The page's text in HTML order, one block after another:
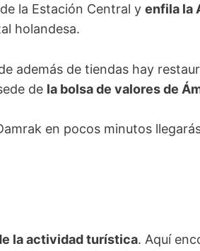
la Estación Central y enfila la
holandesa.
además de tiendas hay
de la bolsa de valores de
en pocos minutos
la actividad turística. Aquí